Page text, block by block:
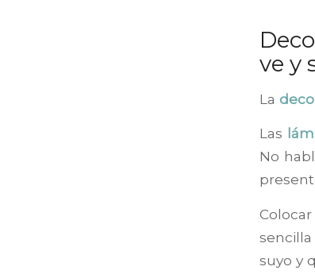
ve y
La
Las
No
suyo y